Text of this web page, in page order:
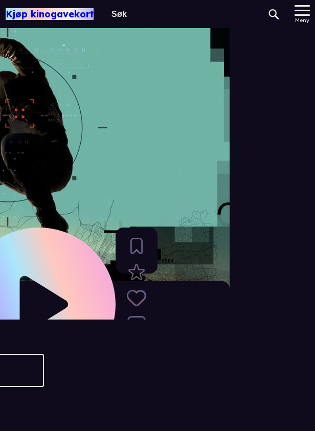
Kjøp kinogavekort
Meny